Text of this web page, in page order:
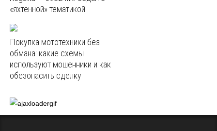
«яхтенной» тематикой
Покупка мототехники без
обмана: какие схемы
используют мошенники и как
обезопасить сделку